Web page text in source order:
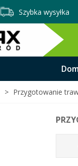
Szybka wysyłka
> Przygotowanie